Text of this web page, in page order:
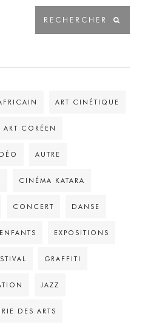
ART CINÉTIQUE
ART CORÉEN
AUTRE
CINÉMA KATARA
CONCERT DANSE
ENFANTS EXPOSITIONS
GRAFFITI
JAZZ
DES ARTS